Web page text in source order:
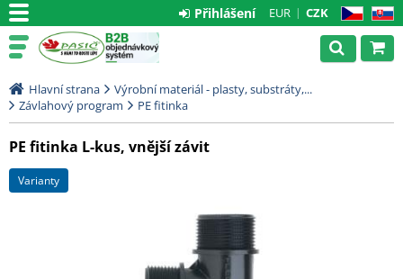
CZ SK
EUR CZK
Přihlášení
Hlavní strana
Výrobní materiál - plasty, substráty,...
Závlahový program
PE fitinka
PE fitinka L-kus, vnější závit
varianty